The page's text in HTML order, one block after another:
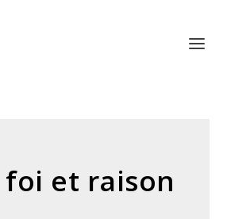
foi et raison